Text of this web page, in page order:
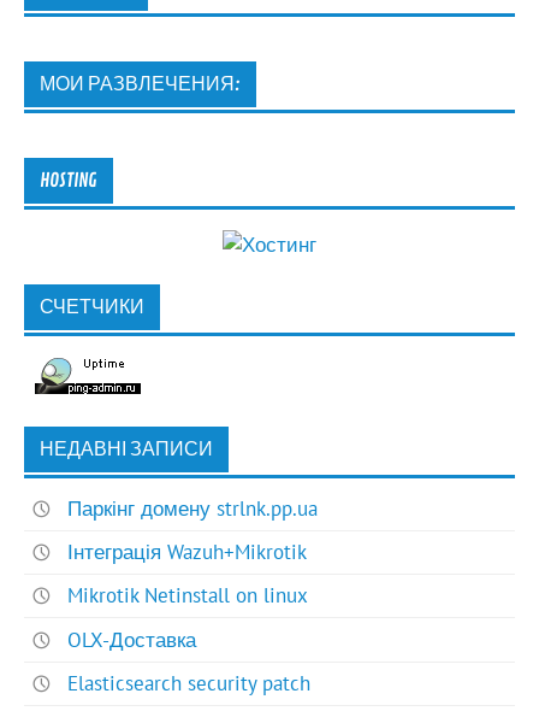
МОИ РАЗВЛЕЧЕНИЯ:
HOSTING
СЧЕТЧИКИ
НЕДАВНІ ЗАПИСИ
Паркінг домену strlnk.pp.ua
Інтеграція Wazuh+Mikrotik
Mikrotik Netinstall on linux
OLX-Доставка
Elasticsearch security patch